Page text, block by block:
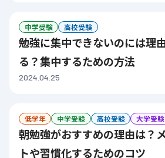
中学受験 高校受験
勉強に集中できないのには理由があ
る？集中するための方法
2024.04.25
低学年 中学受験 高校受験 大学受験
朝勉強がおすすめの理由は？メリッ
トや習慣化するためのコツ